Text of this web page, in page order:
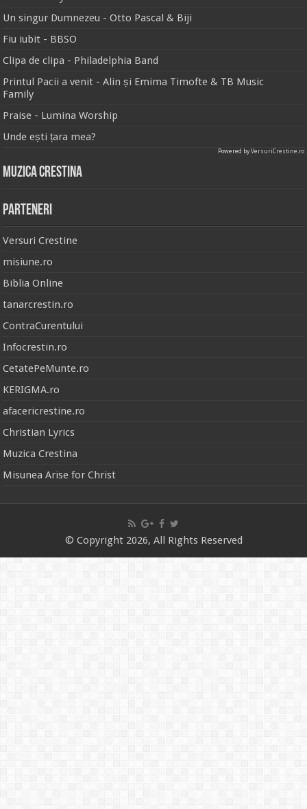
Un singur Dumnezeu - Otto Pascal & Biji
Fiu iubit - BBSO
Clipa de clipa - Philadelphia Band
Printul Pacii a venit - Alin și Emima Timofte & TB Music
Family
Praise - Lumina Worship
Unde ești țara mea?
Powered byVersuriCrestine.ro
Muzica Crestina
Parteneri
Versuri Crestine
misiune.ro
Biblia Online
tanarcrestin.ro
ContraCurentului
Infocrestin.ro
CetatePeMunte.ro
KERIGMA.ro
afacericrestine.ro
Christian Lyrics
Muzica Crestina
Misunea Arise for Christ
© Copyright 2026, All Rights Reserved